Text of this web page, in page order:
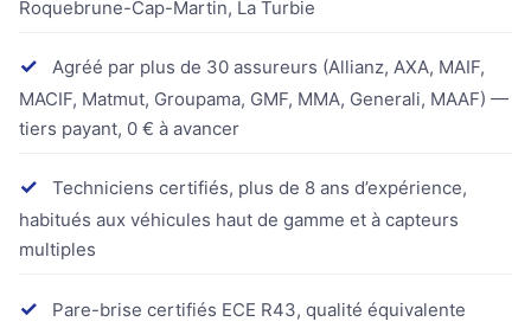
Roquebrune-Cap-Martin, La Turbie
✓
Agréé par plus de 30 assureurs (Allianz, AXA, MAIF,
MACIF, Matmut, Groupama, GMF, MMA, Generali, MAAF) —
tiers payant, 0 € à avancer
✓
Techniciens certifiés, plus de 8 ans d’expérience,
habitués aux véhicules haut de gamme et à capteurs
multiples
✓
Pare-brise certifiés ECE R43, qualité équivalente